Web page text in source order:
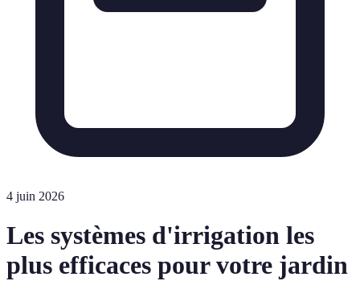
4 juin 2026
Les systèmes d'irrigation les
plus efficaces pour votre jardin